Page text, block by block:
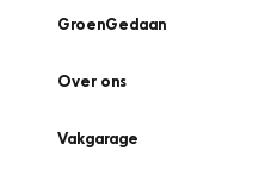
GroenGedaan
Over ons
Vakgarage